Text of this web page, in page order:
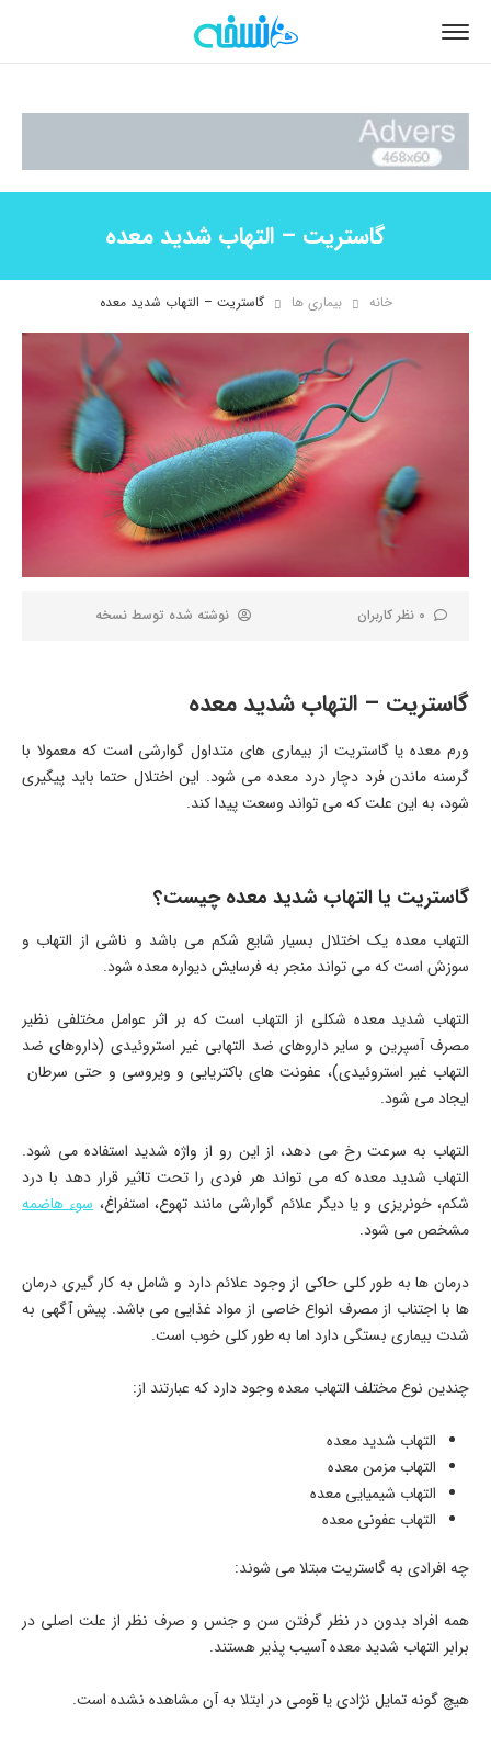
گاستریت – التهاب شدید معده
خانه بیماری ها گاستریت – التهاب شدید معده
0 نظر کاربران نوشته شده توسط نسخه
گاستریت – التهاب شدید معده
ورم معده یا گاستریت از بیماری های متداول گوارشی است که معمولا با
گرسنه ماندن فرد دچار درد معده می شود. این اختلال حتما باید پیگیری
شود، به این علت که می تواند وسعت پیدا کند.
گاستریت یا التهاب شدید معده چیست؟
التهاب معده یک اختلال بسیار شایع شکم می باشد و ناشی از التهاب و
سوزش است که می تواند منجر به فرسایش دیواره معده شود.
التهاب شدید معده شکلی از التهاب است که بر اثر عوامل مختلفی نظیر
مصرف آسپرین و سایر داروهای ضد التهابی غیر استروئیدی (داروهای ضد
التهاب غیر استروئیدی)، عفونت های باکتریایی و ویروسی و حتی سرطان
ایجاد می شود.
التهاب به سرعت رخ می دهد، از این رو از واژه شدید استفاده می شود.
التهاب شدید معده که می تواند هر فردی را تحت تاثیر قرار دهد با درد
شکم، خونریزی و یا دیگر علائم گوارشی مانند تهوع، استفراغ،سوء هاضمه
مشخص می شود.
درمان ها به طور کلی حاکی از وجود علائم دارد و شامل به کار گیری درمان
ها با اجتناب از مصرف انواع خاصی از مواد غذایی می باشد. پیش آگهی به
شدت بیماری بستگی دارد اما به طور کلی خوب است.
چندین نوع مختلف التهاب معده وجود دارد که عبارتند از:
التهاب شدید معده
التهاب مزمن معده
التهاب شیمیایی معده
التهاب عفونی معده
چه افرادی به گاستریت مبتلا می شوند:
همه افراد بدون در نظر گرفتن سن و جنس و صرف نظر از علت اصلی در
برابر التهاب شدید معده آسیب پذیر هستند.
هیچ گونه تمایل نژادی یا قومی در ابتلا به آن مشاهده نشده است.